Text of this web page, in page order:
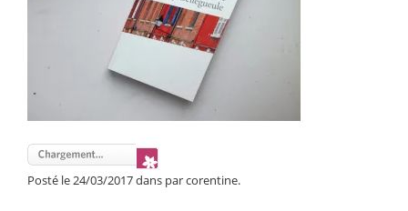
Posté le 24/03/2017 dans par corentine.